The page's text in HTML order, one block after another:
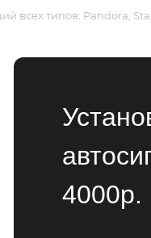
всех типов: Pandora,
4000р.